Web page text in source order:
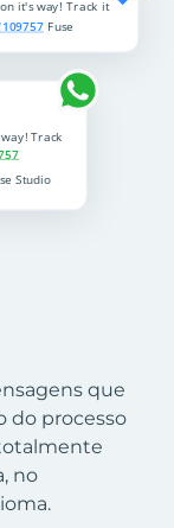
que
do processo
no